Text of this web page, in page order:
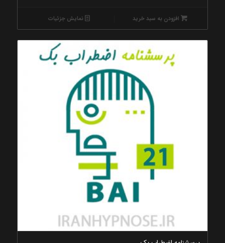
افزودن به سبد خرید نمایش جزئیات
5.00